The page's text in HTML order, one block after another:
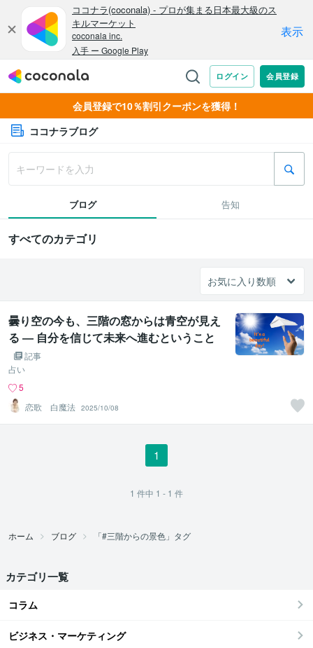
会員登録で10％割引クーポンを獲得！
ココナラブログ
ブログ 告知
すべてのカテゴリ
曇り空の今も、三階の窓からは青空が見え
る ― 自分を信じて未来へ進むということ
記事
占い
5
恋歌 白魔法 2025/10/08
1
1 件中 1 - 1 件
ホーム ブログ 「#三階からの景色」タグ
カテゴリ一覧
コラム
ビジネス・マーケティング